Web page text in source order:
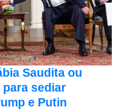
Saudita ou
sediar
e Putin